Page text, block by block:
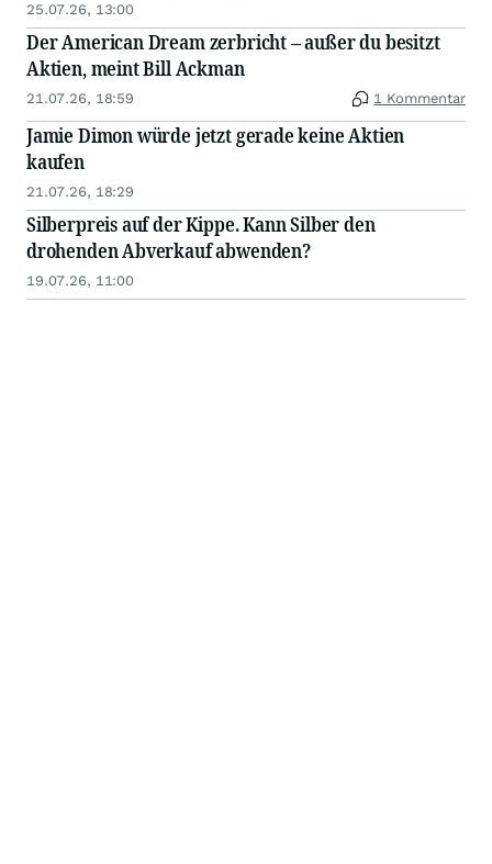
25.07.26, 13:00
Der American Dream zerbricht – außer du besitzt
Aktien, meint Bill Ackman
21.07.26, 18:59 1 Kommentar
Jamie Dimon würde jetzt gerade keine Aktien
kaufen
21.07.26, 18:29
Silberpreis auf der Kippe. Kann Silber den
drohenden Abverkauf abwenden?
19.07.26, 11:00